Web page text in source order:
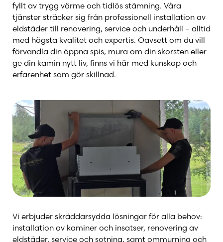
fyllt av trygg värme och tidlös stämning. Våra
tjänster sträcker sig från professionell installation av
eldstäder till renovering, service och underhåll – alltid
med högsta kvalitet och expertis. Oavsett om du vill
förvandla din öppna spis, mura om din skorsten eller
ge din kamin nytt liv, finns vi här med kunskap och
erfarenhet som gör skillnad.
Vi erbjuder skräddarsydda lösningar för alla behov:
installation av kaminer och insatser, renovering av
eldstäder, service och sotning, samt ommurning och